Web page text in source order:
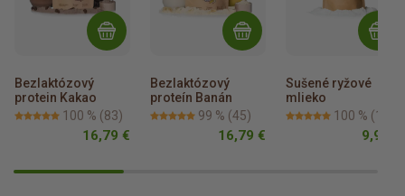
Bezlaktózový
protein Kakao
100 % (83)
16,79 €
Bezlaktózový
proteín Banán
99 % (45)
16,79 €
Sušené ryžové
mlieko
100 % (18)
9,99 €